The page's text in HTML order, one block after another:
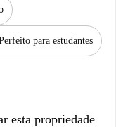
para estudantes
esta propriedade